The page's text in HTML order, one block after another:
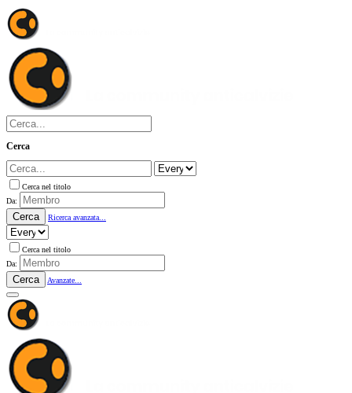
Cerca
Cerca nel titolo
Da:
Cerca Ricerca avanzata...
Cerca nel titolo
Da:
Cerca Avanzate...